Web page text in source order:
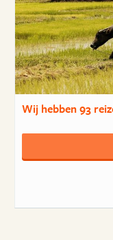
Wij hebben93